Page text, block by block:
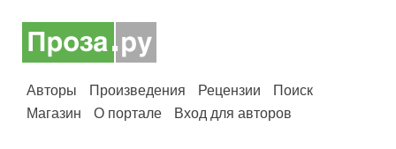
Авторы Произведения Рецензии
Поиск
Магазин
О портале Вход для авторов